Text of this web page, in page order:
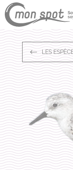
SITUER
COMPRENDRE
Les espèces
Aires marines
Le dérangement
AGIR
Témoigner
M’adapter
S’investir
ET VOUS ?
LES
Panneau de gestion